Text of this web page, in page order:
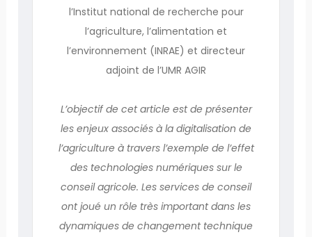
l’Institut national de recherche pour
l’agriculture, l’alimentation et
l’environnement (INRAE) et directeur
adjoint de l’UMR AGIR
L’objectif de cet article est de présenter
les enjeux associés à la digitalisation de
l’agriculture à travers l’exemple de l’effet
des technologies numériques sur le
conseil agricole. Les services de conseil
ont joué un rôle très important dans les
dynamiques de changement technique